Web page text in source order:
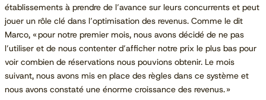
établissements à prendre de l’avance sur leurs concurrents et peut
jouer un rôle clé dans l’optimisation des revenus. Comme le dit
Marco, « pour notre premier mois, nous avons décidé de ne pas
l’utiliser et de nous contenter d’afficher notre prix le plus bas pour
voir combien de réservations nous pouvions obtenir. Le mois
suivant, nous avons mis en place des règles dans ce système et
nous avons constaté une énorme croissance des revenus. »